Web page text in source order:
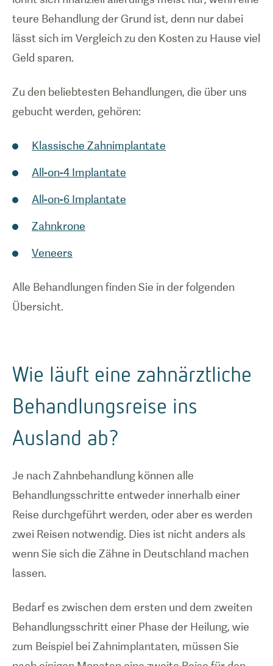
teure Behandlung der Grund ist, denn nur dabei
lässt sich im Vergleich zu den Kosten zu Hause viel
Geld sparen.
Zu den beliebtesten Behandlungen, die über uns
gebucht werden, gehören:
Klassische Zahnimplantate
All-on-4 Implantate
All-on-6 Implantate
Zahnkrone
Veneers
Alle Behandlungen finden Sie in der folgenden
Übersicht.
Wie läuft eine zahnärztliche
Behandlungsreise ins
Ausland ab?
Je nach Zahnbehandlung können alle
Behandlungsschritte entweder innerhalb einer
Reise durchgeführt werden, oder aber es werden
zwei Reisen notwendig. Dies ist nicht anders als
wenn Sie sich die Zähne in Deutschland machen
lassen.
Bedarf es zwischen dem ersten und dem zweiten
Behandlungsschritt einer Phase der Heilung, wie
zum Beispiel bei Zahnimplantaten, müssen Sie